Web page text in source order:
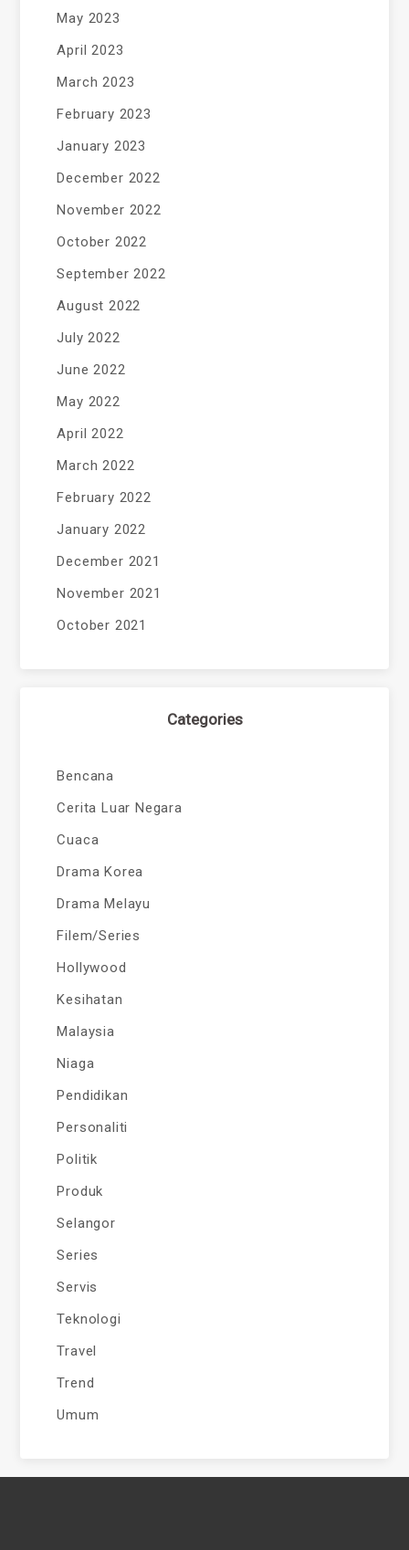
May 2023
April 2023
March 2023
February 2023
January 2023
December 2022
November 2022
October 2022
September 2022
August 2022
July 2022
June 2022
May 2022
April 2022
March 2022
February 2022
January 2022
December 2021
November 2021
October 2021
Categories
Bencana
Cerita Luar Negara
Cuaca
Drama Korea
Drama Melayu
Filem/Series
Hollywood
Kesihatan
Malaysia
Niaga
Pendidikan
Personaliti
Politik
Produk
Selangor
Series
Servis
Teknologi
Travel
Trend
Umum